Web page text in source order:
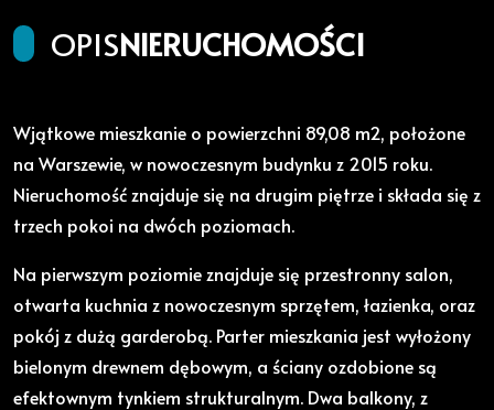
OPISNIERUCHOMOŚCI
Wjątkowe mieszkanie o powierzchni 89,08 m2, położone
na Warszewie, w nowoczesnym budynku z 2015 roku.
Nieruchomość znajduje się na drugim piętrze i składa się z
trzech pokoi na dwóch poziomach.
Na pierwszym poziomie znajduje się przestronny salon,
otwarta kuchnia z nowoczesnym sprzętem, łazienka, oraz
pokój z dużą garderobą. Parter mieszkania jest wyłożony
bielonym drewnem dębowym, a ściany ozdobione są
efektownym tynkiem strukturalnym. Dwa balkony, z